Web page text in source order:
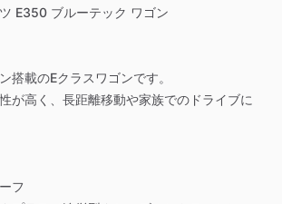
E350 ブルーテック ワゴン
搭載のEクラスワゴンです。
が高く、長距離移動や家族でのドライブに
フ